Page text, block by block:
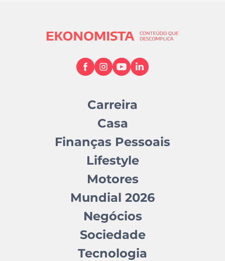
Carreira
Casa
Finanças Pessoais
Lifestyle
Motores
Mundial 2026
Negócios
Sociedade
Tecnologia